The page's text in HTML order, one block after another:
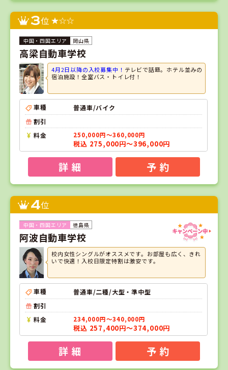
3位
岡山県
高梁自動車学校
4月2日以降の入校募集中！ テレビで話題。ホテル並みの
宿泊施設！全室バス・トイレ付！
車種
普通車/バイク
割引
料金
250,000円～360,000円
税込 275,000円～396,000円
詳 細 予 約
4位
徳島県
阿波自動車学校
校内女性シングルがオススメです。お部屋も広く、きれ
いで快適！入校日限定特割は激安です。
車種
普通車/二種/大型・準中型
割引
料金
234,000円～340,000円
税込 257,400円～374,000円
詳 細 予 約